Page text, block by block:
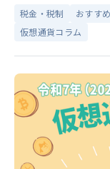
税金・税制 おすす
仮想通貨コラム